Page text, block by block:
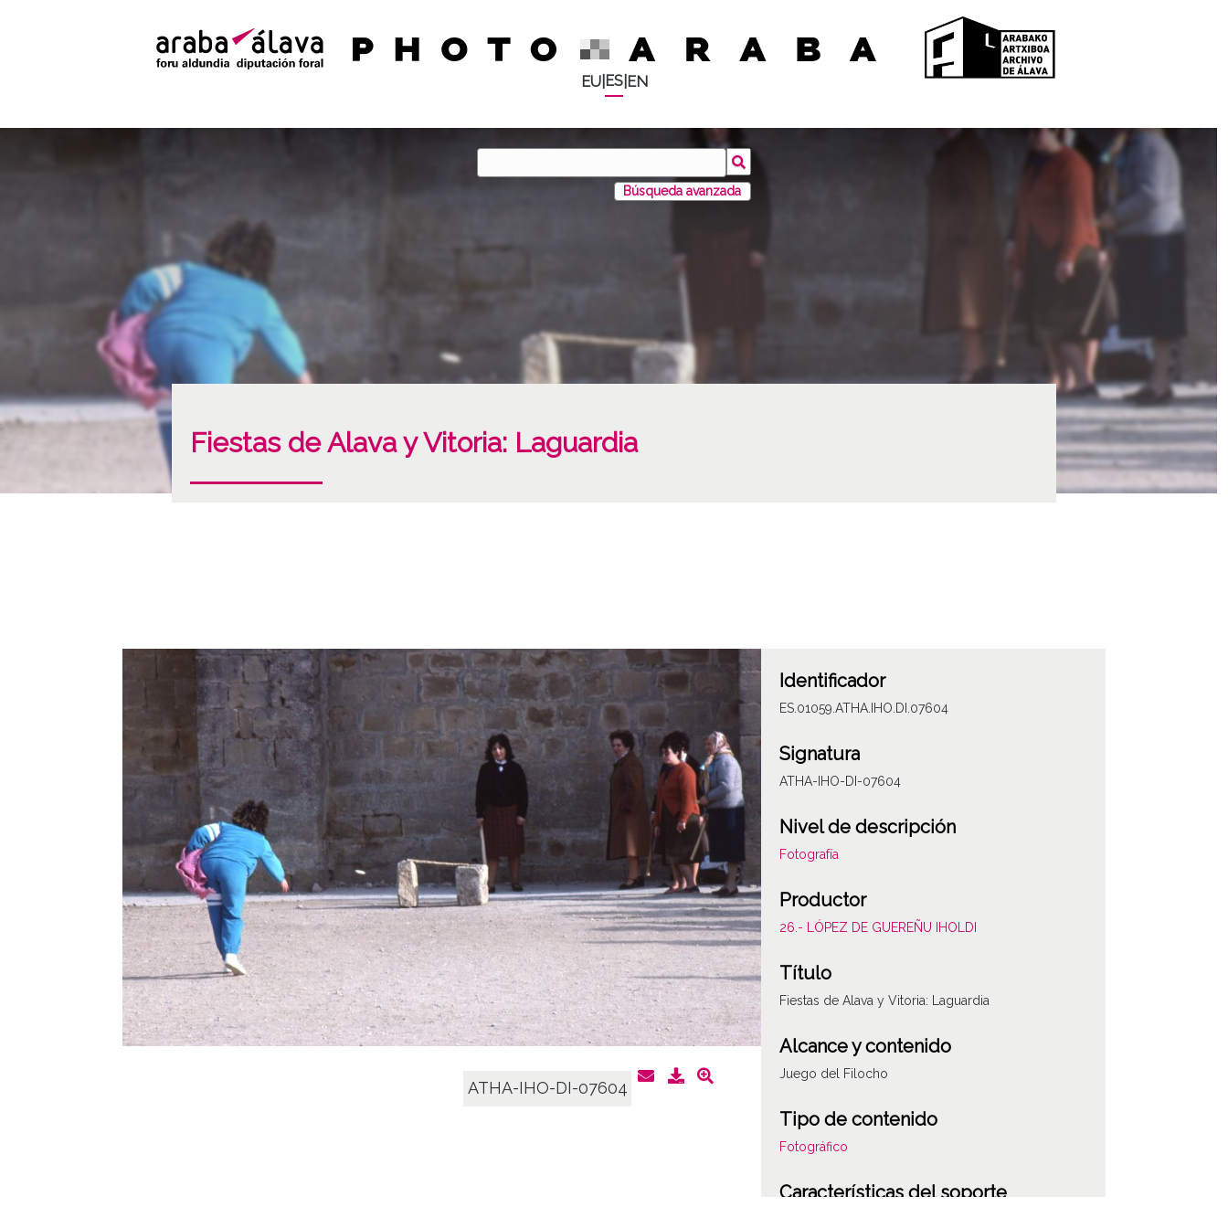
EU| ES| EN
Búsqueda avanzada
Fiestas de Alava y Vitoria: Laguardia
ATHA-IHO-DI-07604
Identificador
ES.01059.ATHA.IHO.DI.07604
Signatura
ATHA-IHO-DI-07604
Nivel de descripción
Fotografía
Productor
26.- LÓPEZ DE GUEREÑU IHOLDI
Título
Fiestas de Alava y Vitoria: Laguardia
Alcance y contenido
Juego del Filocho
Tipo de contenido
Fotográfico
Características del soporte